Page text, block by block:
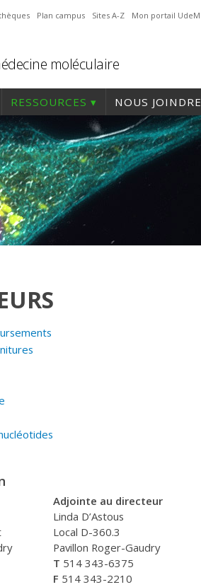
Plan campus Sites A-Z Mon portail UdeM
moléculaire
RESSOURCES NOUS JOINDRE
Adjointe au directeur
Linda D’Astous
Local D-360.3
Pavillon Roger-Gaudry
T 514 343-6375
F 514 343-2210